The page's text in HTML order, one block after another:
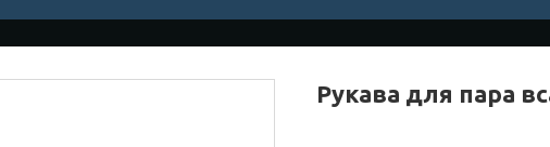
Рукава для пара